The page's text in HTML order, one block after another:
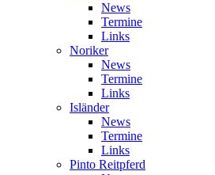
News
Termine
Links
Noriker
News
Termine
Links
Isländer
News
Termine
Links
Pinto Reitpferd